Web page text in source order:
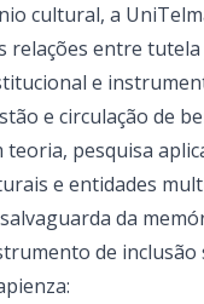
cultural, a
relações entre
e
e circulação de
teoria, pesquisa
e entidades
da
de inclusão